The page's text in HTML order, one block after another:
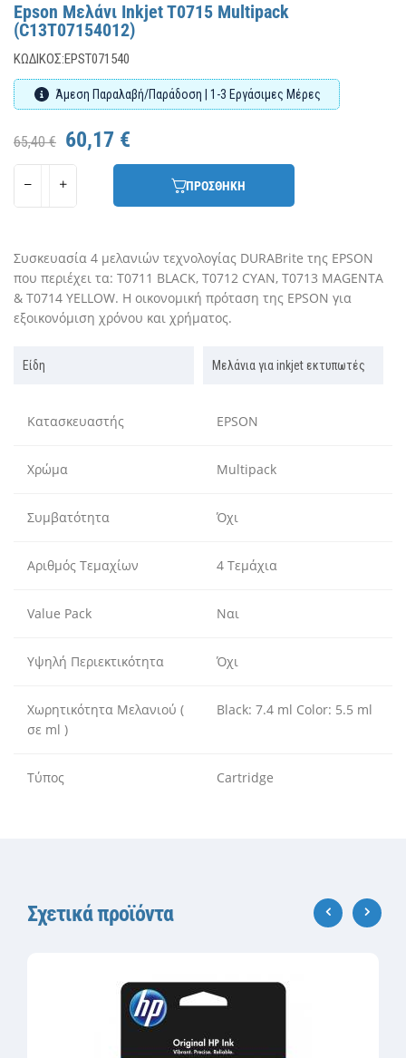
Epson Μελάνι Inkjet T0715 Multipack
(C13T07154012)
ΚΩΔΙΚΌΣ:EPST071540
Άμεση Παραλαβή/Παράδοση | 1-3 Εργάσιμες Μέρες
65,40 € 60,17 €
ΠΡΟΣΘΗΚΗ
Συσκευασία 4 μελανιών τεχνολογίας DURABrite της EPSON
που περιέχει τα: T0711 BLACK, T0712 CYAN, T0713 MAGENTA
& T0714 YELLOW. Η οικονομική πρόταση της EPSON για
εξοικονόμιση χρόνου και χρήματος.
Είδη Μελάνια για inkjet εκτυπωτές
Κατασκευαστής EPSON
Χρώμα Multipack
Συμβατότητα Όχι
Αριθμός Τεμαχίων 4 Τεμάχια
Value Pack Ναι
Υψηλή Περιεκτικότητα Όχι
Χωρητικότητα Μελανιού (
σε ml )
Black: 7.4 ml Color: 5.5 ml
Τύπος Cartridge
Σχετικά προϊόντα